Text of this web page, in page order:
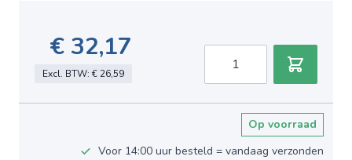
€ 32,17
Excl. BTW: € 26,59
Op voorraad
Voor 14:00 uur besteld = vandaag verzonden